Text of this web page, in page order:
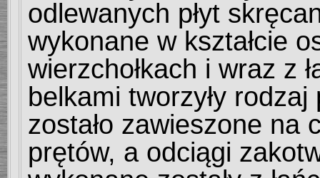
odlewanych płyt
wykonane w kształcie
wierzchołkach i wraz z
belkami tworzyły
zostało zawieszone na
prętów, a odciągi